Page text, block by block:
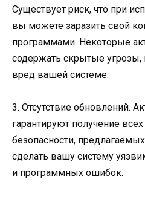
Существует риск, что при
вы можете заразить свой
программами. Некоторые
содержать скрытые угрозы,
вред вашей системе.
3. Отсутствие обновлений.
гарантируют получение
безопасности,
сделать вашу систему
и программных ошибок.